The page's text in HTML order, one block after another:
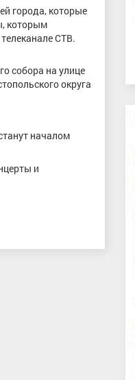
города, которые
которым
СТВ.
собора на улице
округа
началом
и